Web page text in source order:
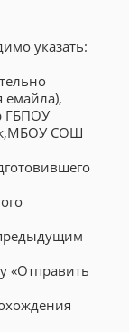
указать:
емайла),
ГБПОУ
СОШ
«Отправить